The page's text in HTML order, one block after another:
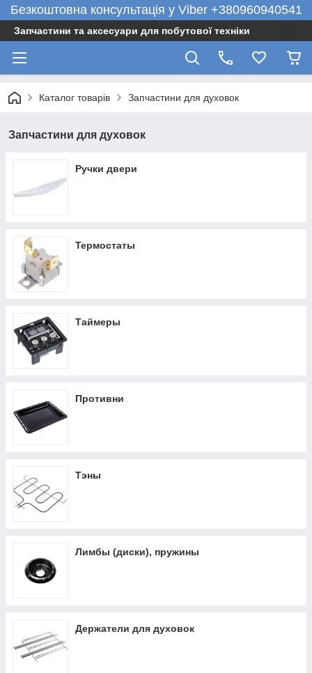
Безкоштовна консультація у Viber +380960940541
Запчастини та аксесуари для побутової техніки
Каталог товарів Запчастини для духовок
Запчастини для духовок
Ручки двери
Термостаты
Таймеры
Противни
Тэны
Лимбы (диски), пружины
Держатели для духовок